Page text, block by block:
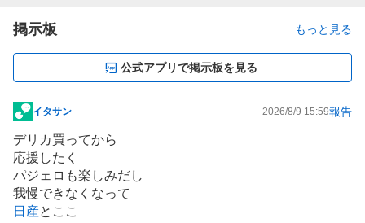
掲示板 もっと見る
公式アプリで掲示板を見る
掲
示
板
記
事
イタサン 2026/8/9 15:59報告
デリカ買ってから
応援したく
パジェロも楽しみだし
我慢できなくなって
日産とここ